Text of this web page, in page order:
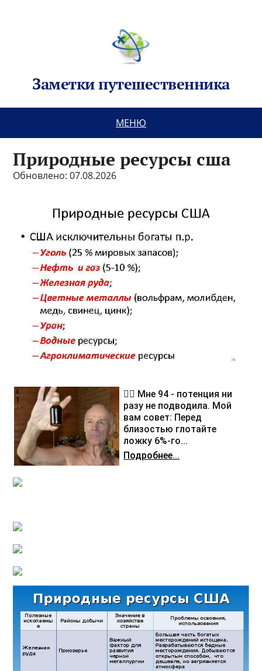
Заметки путешественника
МЕНЮ
Природные ресурсы сша
Обновлено: 07.08.2026
❤️‍🔥 Мне 94 - потенция ни
разу не подводила. Мой
вам совет: Перед
близостью глотайте
ложку 6%-го...
Подробнее...